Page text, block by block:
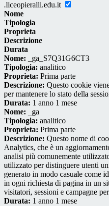
.liceopieralli.edu.it
Nome
Tipologia
Proprieta
Descrizione
Durata
Nome: _ga_S7Q31G6CT3
Tipologia: analitico
Proprieta: Prima parte
Descrizione: Questo cookie
per mantenere lo stato della
Durata: 1 anno 1 mese
Nome: _ga
Tipologia: analitico
Proprieta: Prima parte
Descrizione: Questo nome di
Analytics, che è un
analisi più comunemente
utilizzato per distinguere utenti
generato in modo casuale come
in ogni richiesta di pagina in un
visitatori, sessioni e campagne
Durata: 1 anno 1 mese